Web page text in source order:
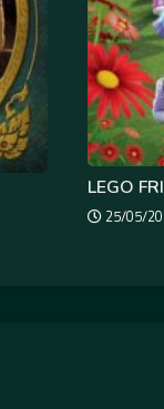
LEGO
25/05/